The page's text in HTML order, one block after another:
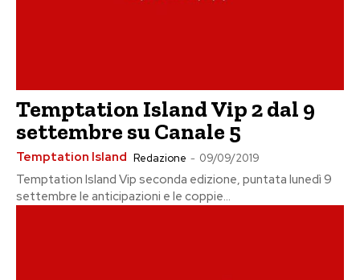
Temptation Island Vip 2 dal 9
settembre su Canale 5
Temptation Island Redazione - 09/09/2019
Temptation Island Vip seconda edizione, puntata lunedì 9
settembre le anticipazioni e le coppie...